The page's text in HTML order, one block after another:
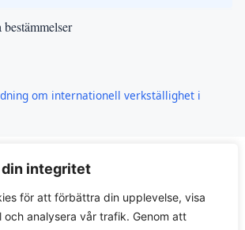
din integritet
för att förbättra din upplevelse, visa
och analysera vår trafik. Genom att
om internationell verkställighet i